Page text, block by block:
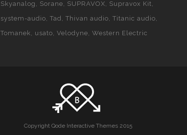
Skyanalog
Sorane SUPRAVOX
Supravox Kit
system-audio Tad Thivan audio Titanic audio
Tomanek
usato Velodyne Western Electric
Copyright Qode Interactive Themes 2015